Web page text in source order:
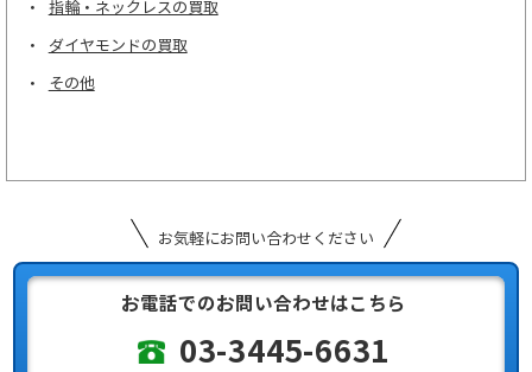
指輪・ネックレスの買取
ダイヤモンドの買取
その他
お気軽にお問い合わせください
お電話でのお問い合わせはこちら
03-3445-6631